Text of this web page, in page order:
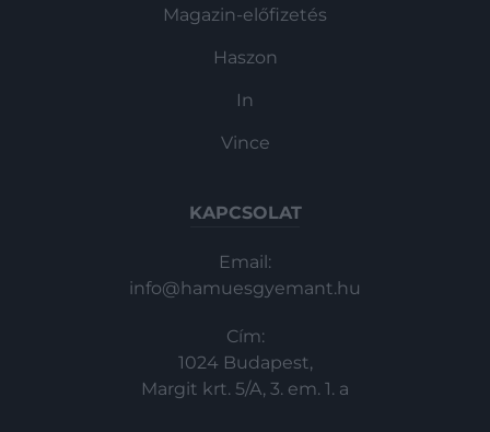
Magazin-előfizetés
Haszon
In
Vince
KAPCSOLAT
Email:
info@hamuesgyemant.hu
Cím:
1024 Budapest,
Margit krt. 5/A, 3. em. 1. a